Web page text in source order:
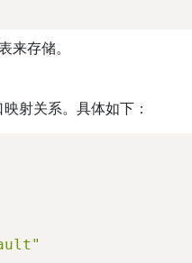
存储。
射关系。具体如下：